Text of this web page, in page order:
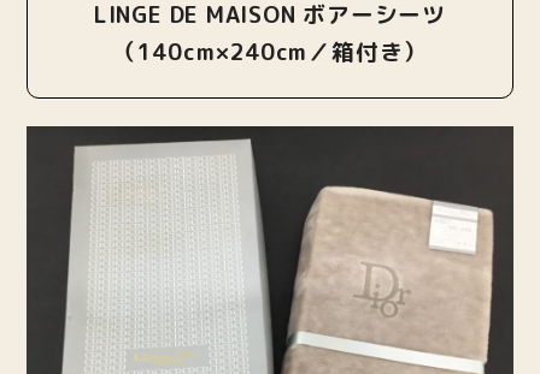
LINGE DE MAISON ボアーシーツ
（140cm×240cm／箱付き）